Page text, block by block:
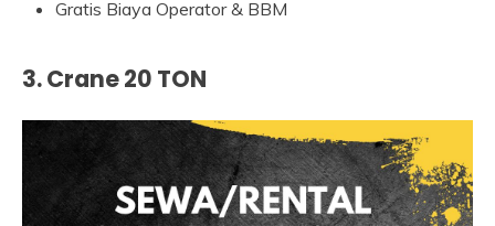
Gratis Biaya Operator & BBM
3. Crane 20 TON